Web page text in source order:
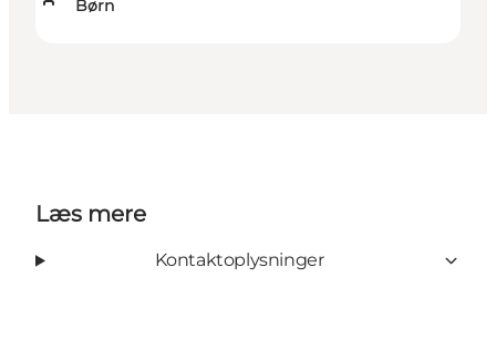
Børn
Læs mere
Kontaktoplysninger